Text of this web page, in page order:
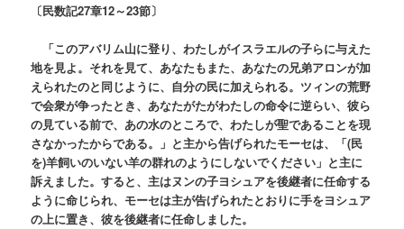
〔民数記27章12～23節〕
「このアバリム山に登り、わたしがイスラエルの子らに与えた
地を見よ。それを見て、あなたもまた、あなたの兄弟アロンが加
えられたのと同じように、自分の民に加えられる。ツィンの荒野
で会衆が争ったとき、あなたがたがわたしの命令に逆らい、彼ら
の見ている前で、あの水のところで、わたしが聖であることを現
さなかったからである。」 と主から告げられたモーセは、「(民
を)羊飼いのいない羊の群れのようにしないでください 」と主に
訴えました。すると、主はヌンの子ヨシュアを後継者に任命する
ように命じられ、モーセは主が告げられたとおりに手をヨシュア
の上に置き、彼を後継者に任命しました。